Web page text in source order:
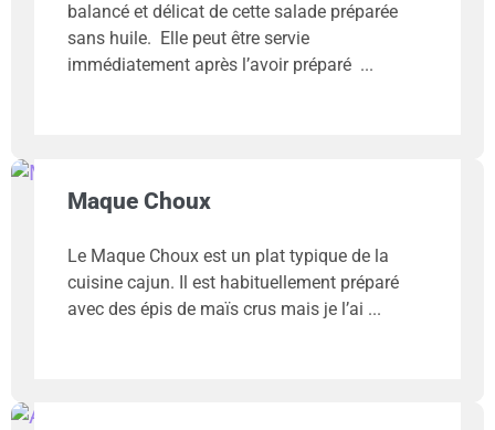
balancé et délicat de cette salade préparée
sans huile. Elle peut être servie
immédiatement après l’avoir préparé
Maque Choux
Le Maque Choux est un plat typique de la
cuisine cajun. Il est habituellement préparé
avec des épis de maïs crus mais je l’ai